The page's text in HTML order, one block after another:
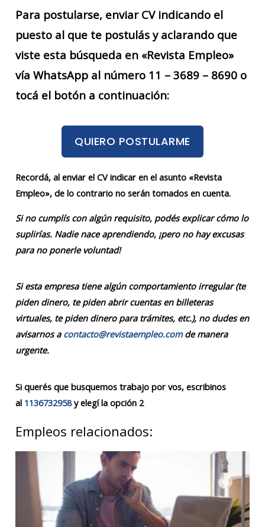
Para postularse, enviar CV indicando el
puesto al que te postulás y aclarando que
viste esta búsqueda en «Revista Empleo»
vía WhatsApp al número 11 – 3689 – 8690 o
tocá el botón a continuación:
QUIERO POSTULARME
Recordá, al enviar el CV indicar en el asunto «Revista
Empleo», de lo contrario no serán tomados en cuenta.
Si no cumplís con algún requisito, podés explicar cómo lo
suplirías. Nadie nace aprendiendo, ¡pero no hay excusas
para no ponerle voluntad!
Si esta empresa tiene algún comportamiento irregular (te
piden dinero, te piden abrir cuentas en billeteras
virtuales, te piden dinero para trámites, etc.), no dudes en
avisarnos a contacto@revistaempleo.comde manera
urgente.
Si querés que busquemos trabajo por vos, escribinos
al 1136732958y elegí la opción 2
Empleos relacionados: